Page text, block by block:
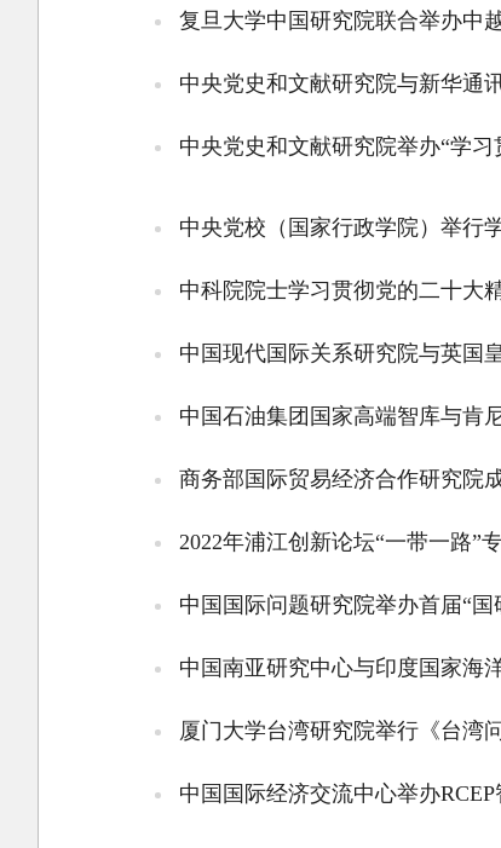
复旦大学中国研究院联合举办中
中央党史和文献研究院与新华通
中央党史和文献研究院举办“学
中央党校（国家行政学院）举行
中科院院士学习贯彻党的二十大
中国现代国际关系研究院与英国
中国石油集团国家高端智库与肯
商务部国际贸易经济合作研究院
2022年浦江创新论坛“一带一路”
中国国际问题研究院举办首届“国
中国南亚研究中心与印度国家海
厦门大学台湾研究院举行《台湾
中国国际经济交流中心举办